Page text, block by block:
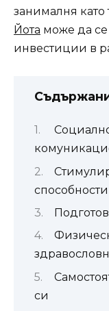
занималня като
Йота може да
инвестиции в
способности
си